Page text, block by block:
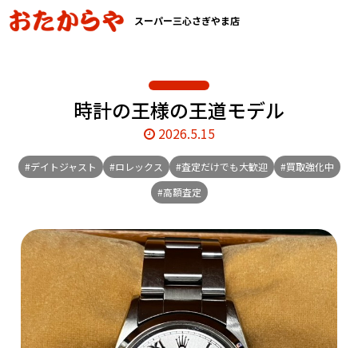
スーパー三心さぎやま店
時計の王様の王道モデル
2026.5.15
#デイトジャスト #ロレックス #査定だけでも大歓迎
#買取強化中
#高額査定